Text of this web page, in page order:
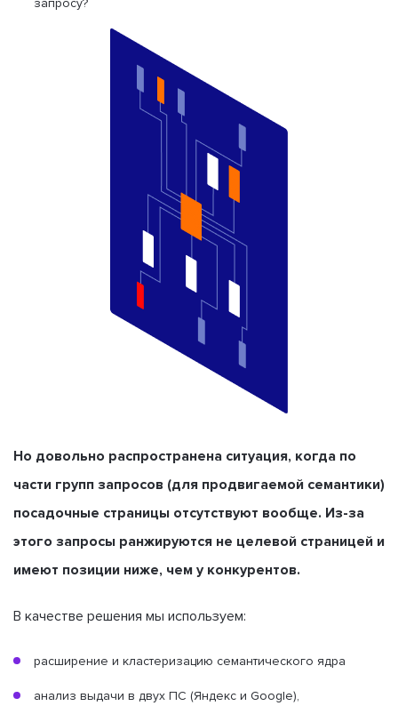
запросу?
Но довольно распространена ситуация, когда по
части групп запросов (для продвигаемой семантики)
посадочные страницы отсутствуют вообще. Из-за
этого запросы ранжируются не целевой страницей и
имеют позиции ниже, чем у конкурентов.
В качестве решения мы используем:
расширение и кластеризацию семантического ядра
анализ выдачи в двух ПС (Яндекс и Google),